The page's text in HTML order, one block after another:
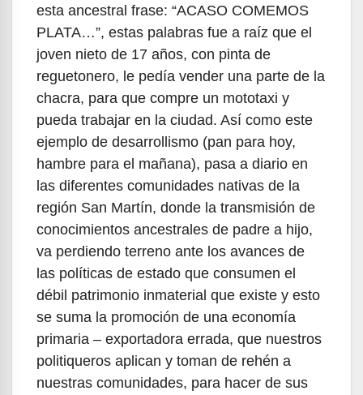
esta ancestral frase: “ACASO COMEMOS
PLATA…”, estas palabras fue a raíz que el
joven nieto de 17 años, con pinta de
reguetonero, le pedía vender una parte de la
chacra, para que compre un mototaxi y
pueda trabajar en la ciudad. Así como este
ejemplo de desarrollismo (pan para hoy,
hambre para el mañana), pasa a diario en
las diferentes comunidades nativas de la
región San Martín, donde la transmisión de
conocimientos ancestrales de padre a hijo,
va perdiendo terreno ante los avances de
las políticas de estado que consumen el
débil patrimonio inmaterial que existe y esto
se suma la promoción de una economía
primaria – exportadora errada, que nuestros
politiqueros aplican y toman de rehén a
nuestras comunidades, para hacer de sus